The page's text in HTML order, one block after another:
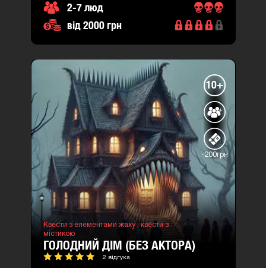
2-7 люд
від 2000 грн
10+
-200грн
Квести з елементами жаху , квести з
містикою
ГОЛОДНИЙ ДІМ (БЕЗ АКТОРА)
2 відгука